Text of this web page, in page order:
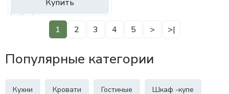
Купить
1 2 3 4 5 > >|
Популярные категории
Кухни Кровати Гостиные Шкаф -купе